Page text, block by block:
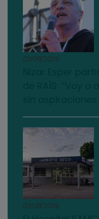
03/08/2026
03/08/2026